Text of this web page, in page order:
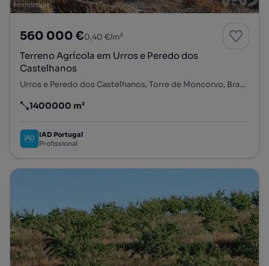
560 000 €0,40 €/m²
Terreno Agrícola em Urros e Peredo dos
Castelhanos
Urros e Peredo dos Castelhanos, Torre de Moncorvo, Bragança
Preço por metro quadrado
1400000 m²
IAD Portugal
Profissional